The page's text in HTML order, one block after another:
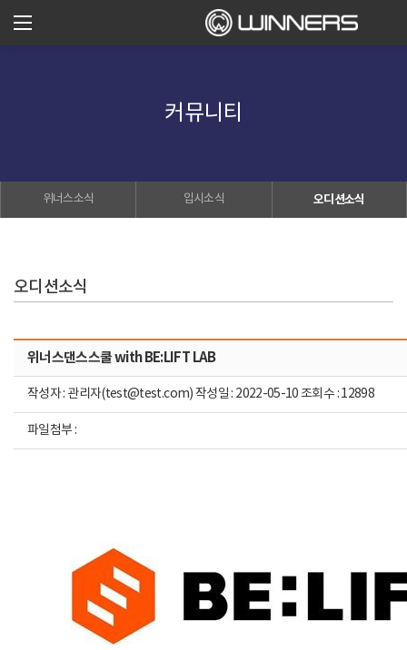
커뮤니티
위너스소식 입시소식 오디션소식
오디션소식
위너스댄스스쿨 with BE:LIFT LAB
작성자 : 관리자(test@test.com) 작성일 : 2022-05-10 조회수 : 12898
파일첨부 :